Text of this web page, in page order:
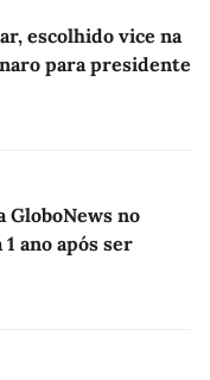
escolhido vice na
para presidente
GloboNews no
ano após ser